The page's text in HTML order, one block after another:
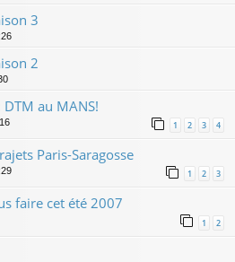
3
2
au MANS!
1 2 3 4
Paris-Saragosse
1 2 3
faire cet été 2007
1 2